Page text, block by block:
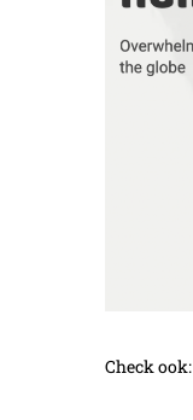
Check ook: